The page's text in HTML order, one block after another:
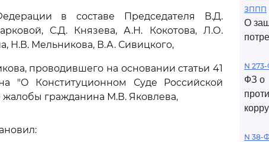
в составе Председателя В.Д.
С.Д. Князева, А.Н. Кокотова, Л.О.
Н.В. Мельникова, В.А. Сивицкого,
проводившего на основании статьи 41
"О Конституционном Суде Российской
гражданина М.В. Яковлева,
ЗППП
О
N
ФЗ о
N 38-